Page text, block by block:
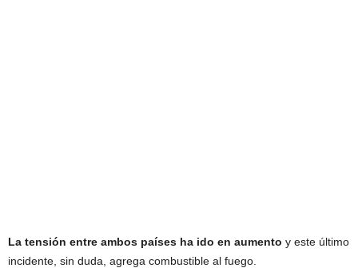
La tensión entre ambos países ha ido en aumento y este último
incidente, sin duda, agrega combustible al fuego.